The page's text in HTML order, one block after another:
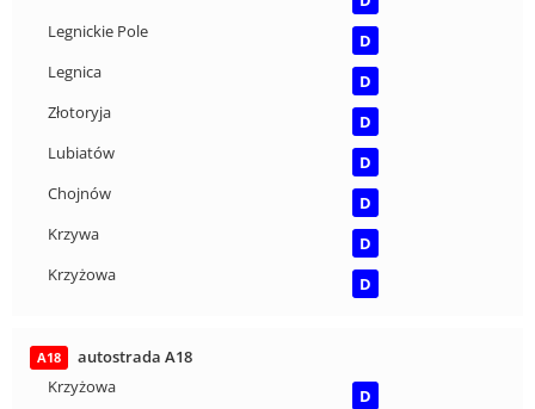
Legnickie Pole
D
Legnica
D
Złotoryja
D
Lubiatów
D
Chojnów
D
Krzywa
D
Krzyżowa
D
A18
autostrada A18
Krzyżowa
D